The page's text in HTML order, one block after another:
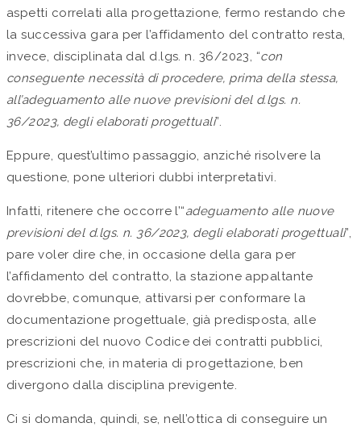
aspetti correlati alla progettazione, fermo restando che
la successiva gara per l’affidamento del contratto resta,
invece, disciplinata dal d.lgs. n. 36/2023, “con
conseguente necessità di procedere, prima della stessa,
all’adeguamento alle nuove previsioni del d.lgs. n.
36/2023, degli elaborati progettuali”.
Eppure, quest’ultimo passaggio, anziché risolvere la
questione, pone ulteriori dubbi interpretativi.
Infatti, ritenere che occorre l’“adeguamento alle nuove
previsioni del d.lgs. n. 36/2023, degli elaborati progettuali”,
pare voler dire che, in occasione della gara per
l’affidamento del contratto, la stazione appaltante
dovrebbe, comunque, attivarsi per conformare la
documentazione progettuale, già predisposta, alle
prescrizioni del nuovo Codice dei contratti pubblici,
prescrizioni che, in materia di progettazione, ben
divergono dalla disciplina previgente.
Ci si domanda, quindi, se, nell’ottica di conseguire un